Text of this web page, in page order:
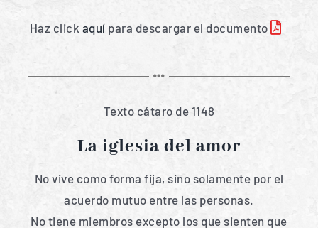
Haz click aquí para descargar el documento
Texto cátaro de 1148
La iglesia del amor
No vive como forma fija, sino solamente por el
acuerdo mutuo entre las personas.
No tiene miembros excepto los que sienten que